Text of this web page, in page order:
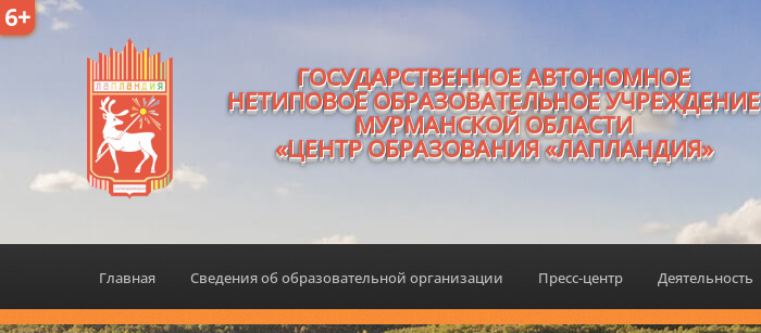
6+
ГОСУДАРСТВЕННОЕ АВТОНОМНОЕ
НЕТИПОВОЕ ОБРАЗОВАТЕЛЬНОЕ УЧРЕЖДЕНИЕ
МУРМАНСКОЙ ОБЛАСТИ
«ЦЕНТР ОБРАЗОВАНИЯ «ЛАПЛАНДИЯ»
Главная Сведения об образовательной организации Пресс-центр Деятельность